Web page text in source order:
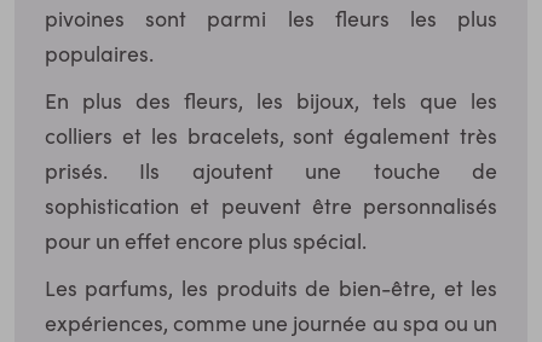
pivoines sont parmi les fleurs les plus
populaires.
En plus des fleurs, les bijoux, tels que les
colliers et les bracelets, sont également très
prisés. Ils ajoutent une touche de
sophistication et peuvent être personnalisés
pour un effet encore plus spécial.
Les parfums, les produits de bien-être, et les
expériences, comme une journée au spa ou un